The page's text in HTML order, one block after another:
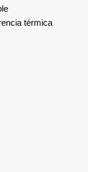
térmica